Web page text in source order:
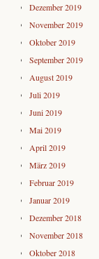
Dezember 2019
November 2019
Oktober 2019
September 2019
August 2019
Juli 2019
Juni 2019
Mai 2019
April 2019
März 2019
Februar 2019
Januar 2019
Dezember 2018
November 2018
Oktober 2018